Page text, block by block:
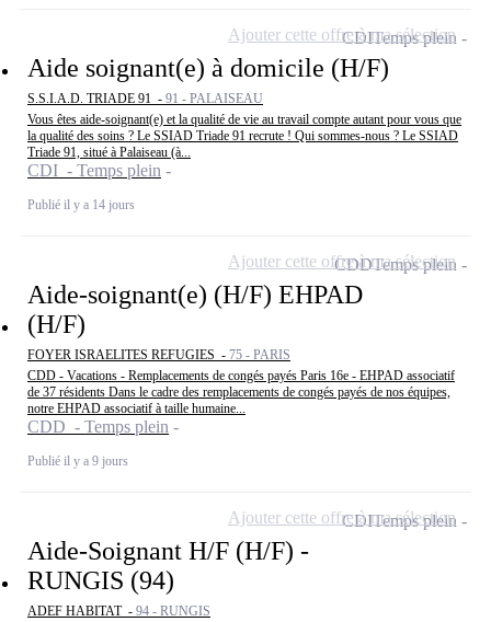
Aide soignant(e) à domicile (H/F)
S.S.I.A.D. TRIADE 91 - 91 - PALAISEAU
Vous êtes aide-soignant(e) et la qualité de vie au travail compte autant pour vous que
la qualité des soins ? Le SSIAD Triade 91 recrute ! Qui sommes-nous ? Le SSIAD
Triade 91, situé à Palaiseau (à...
CDI - Temps plein
Publié il y a 14 jours
CDITemps plein
Ajouter cette offre à ma sélection
Aide-soignant(e) (H/F) EHPAD
(H/F)
FOYER ISRAELITES REFUGIES - 75 - PARIS
CDD - Vacations - Remplacements de congés payés Paris 16e - EHPAD associatif
de 37 résidents Dans le cadre des remplacements de congés payés de nos équipes,
notre EHPAD associatif à taille humaine...
CDD - Temps plein
Publié il y a 9 jours
CDDTemps plein
Ajouter cette offre à ma sélection
Aide-Soignant H/F (H/F) -
RUNGIS (94)
ADEF HABITAT - 94 - RUNGIS
CDITemps plein
Ajouter cette offre à ma sélection